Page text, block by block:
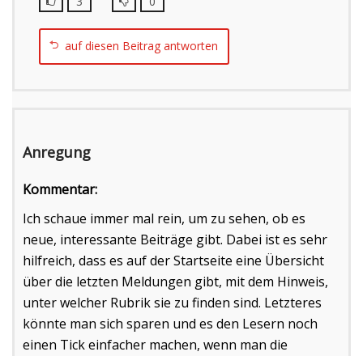
auf diesen Beitrag antworten
Anregung
Kommentar:
Ich schaue immer mal rein, um zu sehen, ob es
neue, interessante Beiträge gibt. Dabei ist es sehr
hilfreich, dass es auf der Startseite eine Übersicht
über die letzten Meldungen gibt, mit dem Hinweis,
unter welcher Rubrik sie zu finden sind. Letzteres
könnte man sich sparen und es den Lesern noch
einen Tick einfacher machen, wenn man die